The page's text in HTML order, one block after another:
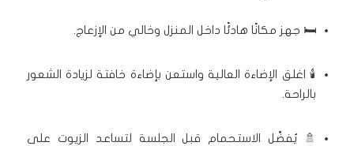
🛏️ جهز مكانًا هادئًا داخل المنزل وخالي من الإزعاج.
🕯️ اغلق الإضاءة العالية واستعن بإضاءة خافتة لزيادة الشعور
بالراحة.
🚿 يُفضَّل الاستحمام قبل الجلسة لتساعد الزيوت على